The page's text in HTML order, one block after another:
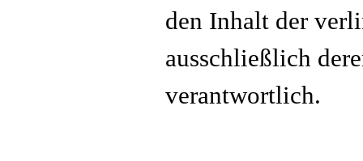
den Inhalt der
ausschließlich
verantwortlich.